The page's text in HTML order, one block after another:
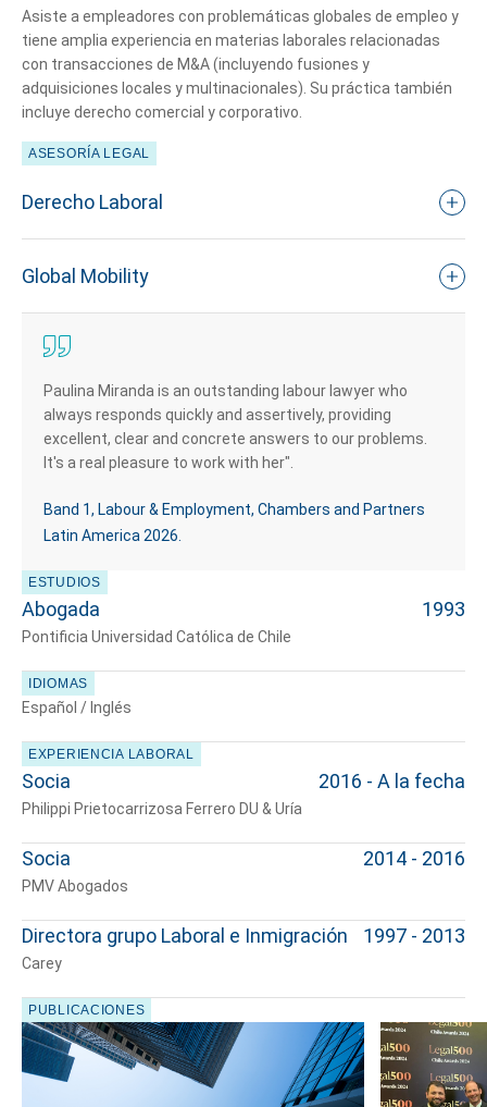
Cuéntanos, ¿Cómo
te podemos ayudar?
Asiste a empleadores con problemáticas globales de empleo y
tiene amplia experiencia en materias laborales relacionadas
con transacciones de M&A (incluyendo fusiones y
adquisiciones locales y multinacionales). Su práctica también
incluye derecho comercial y corporativo.
ASESORÍA LEGAL
Derecho Laboral
Global Mobility
Paulina Miranda is an outstanding labour lawyer who
always responds quickly and assertively, providing
excellent, clear and concrete answers to our problems.
It's a real pleasure to work with her".
Band 1, Labour & Employment, Chambers and Partners
Latin America 2026.
ESTUDIOS
Abogada
Pontificia Universidad Católica de Chile
1993
IDIOMAS
Español / Inglés
EXPERIENCIA LABORAL
Socia
Philippi Prietocarrizosa Ferrero DU & Uría
2016 - A la fecha
Socia
PMV Abogados
2014 - 2016
Directora grupo Laboral e Inmigración
Carey
1997 - 2013
PUBLICACIONES